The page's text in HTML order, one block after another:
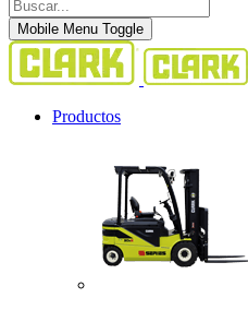
Mobile Menu Toggle
Productos